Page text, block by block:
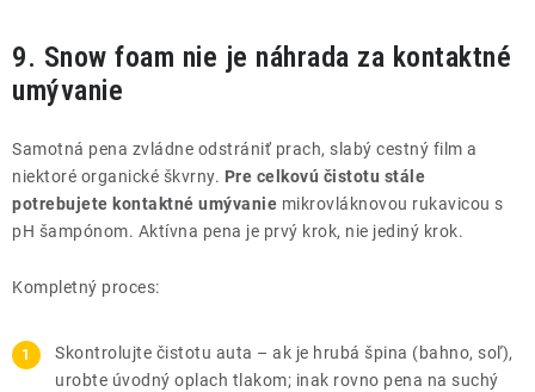
9. Snow foam nie je náhrada za kontaktné
umývanie
Samotná pena zvládne odstrániť prach, slabý cestný film a
niektoré organické škvrny. Pre celkovú čistotu stále
potrebujete kontaktné umývanie mikrovláknovou rukavicou s
pH šampónom. Aktívna pena je prvý krok, nie jediný krok.
Kompletný proces:
Skontrolujte čistotu auta – ak je hrubá špina (bahno, soľ),
urobte úvodný oplach tlakom; inak rovno pena na suchý